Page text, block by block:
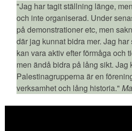
"Jag har tagit ställning länge,
och inte organiserad. Under
på demonstrationer etc, men
där jag kunnat bidra mer. Jag
kan vara aktiv efter förmåga och
men ändå bidra på lång sikt. Jag
Palestinagrupperna är en
verksamhet och lång historia."